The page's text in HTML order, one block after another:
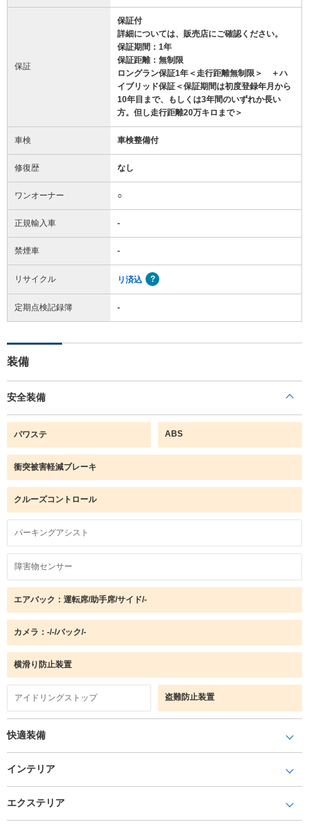
保証
保証付
詳細については、販売店にご確認ください。
保証期間：1年
保証距離：無制限
ロングラン保証1年＜走行距離無制限＞ ＋ハ
イブリッド保証＜保証期間は初度登録年月から
10年目まで、もしくは3年間のいずれか長い
方。但し走行距離20万キロまで＞
車検 車検整備付
修復歴 なし
ワンオーナー ○
正規輸入車 -
禁煙車 -
リサイクル リ済込
定期点検記録簿 -
装備
安全装備
パワステ ABS
衝突被害軽減ブレーキ
クルーズコントロール
パーキングアシスト
障害物センサー
エアバック：運転席/助手席/サイド/-
カメラ：-/-/バック/-
横滑り防止装置
アイドリングストップ 盗難防止装置
快適装備
インテリア
エクステリア